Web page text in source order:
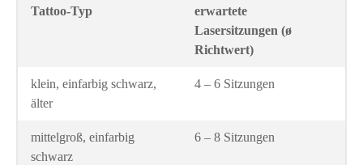
Tattoo-Typ
erwartete
Lasersitzungen (ø
Richtwert)
klein, einfarbig schwarz,
älter
4 – 6 Sitzungen
mittelgroß, einfarbig
schwarz
6 – 8 Sitzungen